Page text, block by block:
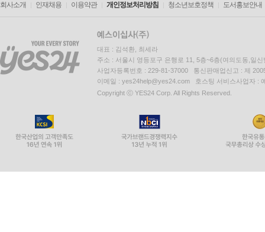
회사소개 인재채용 이용약관 개인정보처리방침 청소년보호정책 도서홍보안내
대표 : 김석환, 최세라
주소 : 서울시 영등포구 은행로 11, 5층~6층(여의도동,일신
사업자등록번호 : 229-81-37000 통신판매업신고 : 제
이메일 : yes24help@yes24.com 호스팅 서비스사업자 :
Copyright ⓒ YES24 Corp. All Rights Reserved.